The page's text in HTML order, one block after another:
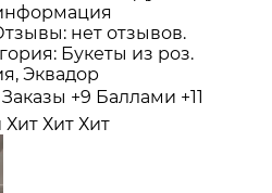
нет отзывов.
Букеты из роз.
Эквадор
Заказы +9 Баллами +11
Хит Хит Хит